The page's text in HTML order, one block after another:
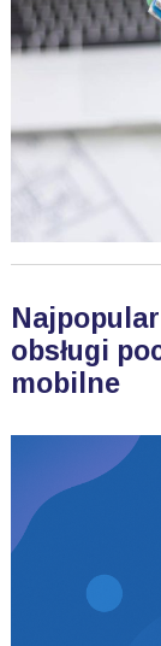
obsługi
mobilne